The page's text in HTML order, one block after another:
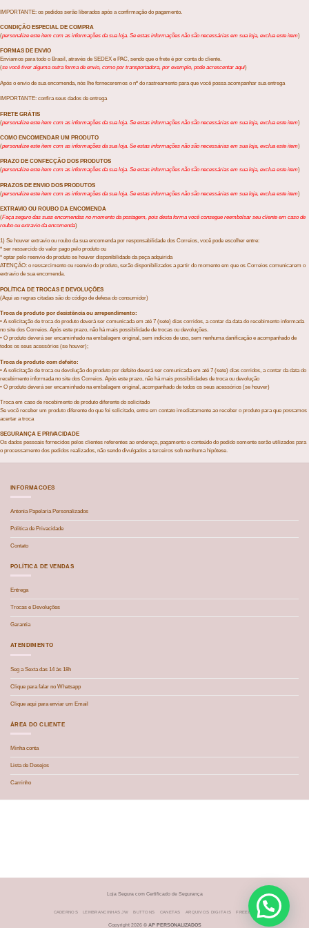
IMPORTANTE: os pedidos serão liberados após a confirmação do pagamento.
CONDIÇÃO ESPECIAL DE COMPRA
(personalize este item com as informações da sua loja. Se estas informações não são necessárias em sua loja, exclua este item)
FORMAS DE ENVIO
Enviamos para todo o Brasil, através de SEDEX e PAC, sendo que o frete é por conta do cliente.
(se você tiver alguma outra forma de envio, como por transportadora, por exemplo, pode acrescentar aqui)
Após o envio de sua encomenda, nós lhe forneceremos o nº do rastreamento para que você possa acompanhar sua entrega
IMPORTANTE: confira seus dados de entrega
FRETE GRÁTIS
(personalize este item com as informações da sua loja. Se estas informações não são necessárias em sua loja, exclua este item)
COMO ENCOMENDAR UM PRODUTO
(personalize este item com as informações da sua loja. Se estas informações não são necessárias em sua loja, exclua este item)
PRAZO DE CONFECÇÃO DOS PRODUTOS
(personalize este item com as informações da sua loja. Se estas informações não são necessárias em sua loja, exclua este item)
PRAZOS DE ENVIO DOS PRODUTOS
(personalize este item com as informações da sua loja. Se estas informações não são necessárias em sua loja, exclua este item)
EXTRAVIO OU ROUBO DA ENCOMENDA
(Faça seguro das suas encomendas no momento da postagem, pois desta forma você consegue reembolsar seu cliente em caso de
roubo ou extravio da encomenda)
1) Se houver extravio ou roubo da sua encomenda por responsabilidade dos Correios, você pode escolher entre:
* ser ressarcido do valor pago pelo produto ou
* optar pelo reenvio do produto se houver disponibilidade da peça adquirida
ATENÇÃO: o ressarcimento ou reenvio do produto, serão disponibilizados a partir do momento em que os Correios comunicarem o
extravio de sua encomenda.
POLÍTICA DE TROCAS E DEVOLUÇÕES
(Aqui as regras citadas são do código de defesa do consumidor)
Troca de produto por desistência ou arrependimento:
• A solicitação de troca do produto deverá ser comunicada em até 7 (sete) dias corridos, a contar da data do recebimento informada
no site dos Correios. Após este prazo, não há mais possibilidade de trocas ou devoluções.
• O produto deverá ser encaminhado na embalagem original, sem indícios de uso, sem nenhuma danificação e acompanhado de
todos os seus acessórios (se houver);
Troca de produto com defeito:
• A solicitação de troca ou devolução do produto por defeito deverá ser comunicada em até 7 (sete) dias corridos, a contar da data do
recebimento informada no site dos Correios. Após este prazo, não há mais possibilidades de troca ou devolução
• O produto deverá ser encaminhado na embalagem original, acompanhado de todos os seus acessórios (se houver)
Troca em caso de recebimento de produto diferente do solicitado
Se você receber um produto diferente do que foi solicitado, entre em contato imediatamente ao receber o produto para que possamos
acertar a troca
SEGURANÇA E PRIVACIDADE
Os dados pessoais fornecidos pelos clientes referentes ao endereço, pagamento e conteúdo do pedido somente serão utilizados para
o processamento dos pedidos realizados, não sendo divulgados a terceiros sob nenhuma hipótese.
INFORMACOES
Antonia Papelaria Personalizados
Política de Privacidade
Contato
POLÍTICA DE VENDAS
Entrega
Trocas e Devoluções
Garantia
ATENDIMENTO
Seg a Sexta das 14 às 18h
Clique para falar no Whatsapp
Clique aqui para enviar um Email
ÁREA DO CLIENTE
Minha conta
Lista de Desejos
Carrinho
Loja Segura com Certificado de Segurança
CADERNOS LEMBRANCINHAS JW BUTTONS CANETAS ARQUIVOS DIGITAIS FREEBIE
Copyright 2026 © AP PERSONALIZADOS